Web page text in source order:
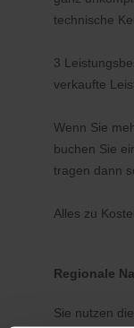
technische
3
verkaufte
Wenn Sie
buchen Sie
tragen dann
Alles zu
Regionale
Sie nutzen